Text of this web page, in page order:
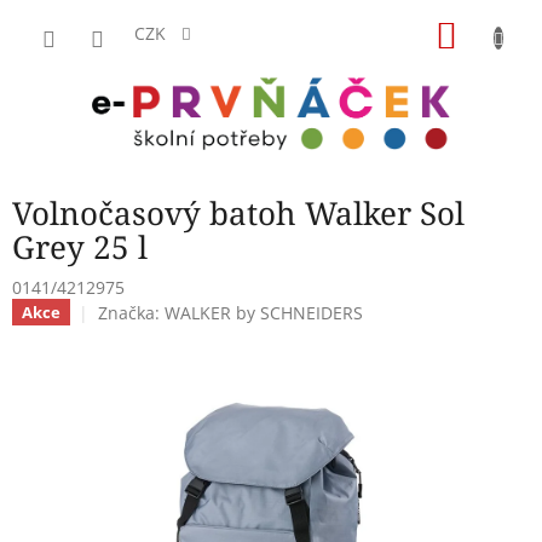
CZK
Volnočasový batoh Walker Sol
Grey 25 l
0141/4212975
Akce Značka: WALKER by SCHNEIDERS